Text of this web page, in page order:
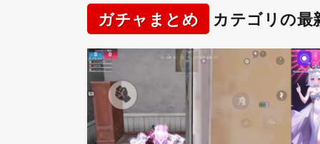
ガチャまとめ カテゴリの最